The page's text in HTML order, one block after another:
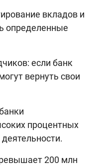
вкладов и
определенные
если банк
вернуть свои
процентных
200 млн